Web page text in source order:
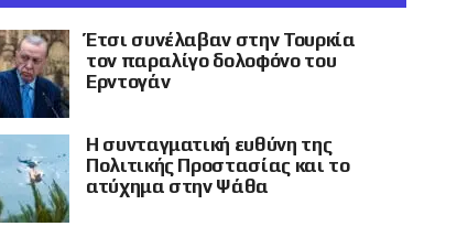
Έτσι συνέλαβαν στην Τουρκία
τον παραλίγο δολοφόνο του
Ερντογάν
Η συνταγματική ευθύνη της
Πολιτικής Προστασίας και το
ατύχημα στην Ψάθα